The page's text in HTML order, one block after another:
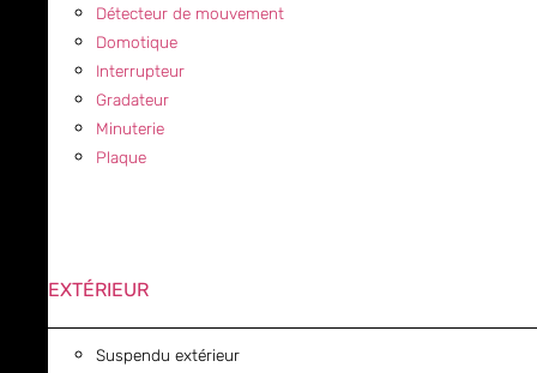
Détecteur de mouvement
Domotique
Interrupteur
Gradateur
Minuterie
Plaque
EXTÉRIEUR
Suspendu extérieur